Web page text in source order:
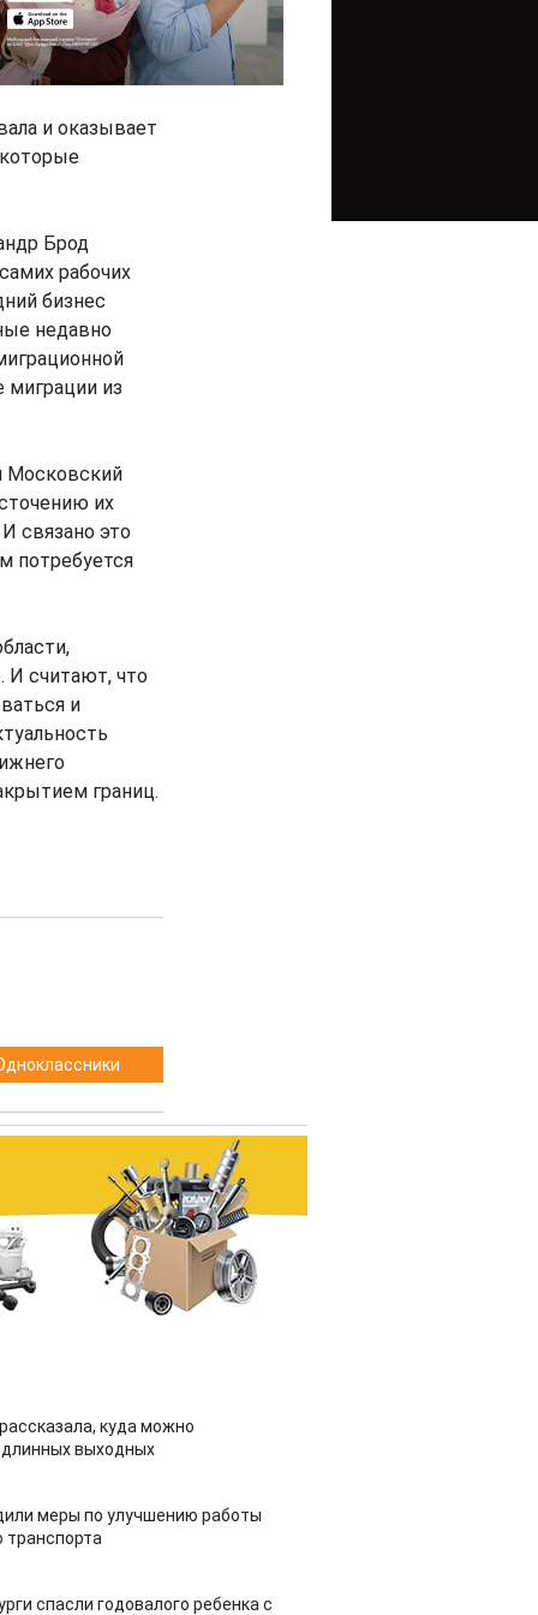
и оказывает
Брод
рабочих
бизнес
недавно
миграции из
Московский
их
связано это
потребуется
И считают, что
и
границ.
куда можно
выходных
меры по улучшению работы
транспорта
спасли годовалого ребенка с